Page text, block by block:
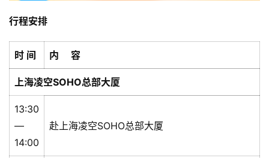
杆
内
训
行程安排
时 间 内 容
上海凌空SOHO总部大厦
13:30
—
14:00
赴上海凌空SOHO总部大厦